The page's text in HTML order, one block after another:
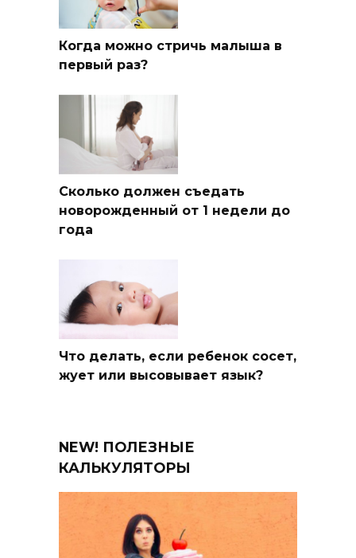
Когда можно стричь малыша в
первый раз?
Сколько должен съедать
новорожденный от 1 недели до
года
Что делать, если ребенок сосет,
жует или высовывает язык?
NEW! ПОЛЕЗНЫЕ
КАЛЬКУЛЯТОРЫ